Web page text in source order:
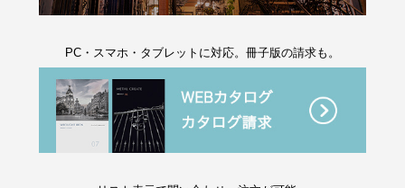
PC・スマホ・タブレットに対応。冊子版の請求も。